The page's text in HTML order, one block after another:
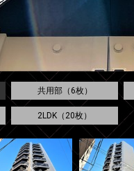
共用部（6枚）
2LDK（20枚）